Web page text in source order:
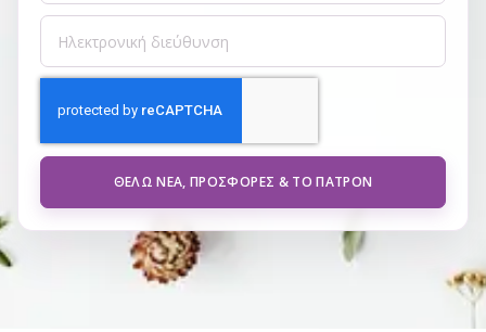
ΘΈΛΩ ΝΈΑ, ΠΡΟΣΦΟΡΈΣ & ΤΟ ΠΑΤΡΌΝ